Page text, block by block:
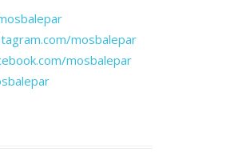
mosbalepar
mosbalepar